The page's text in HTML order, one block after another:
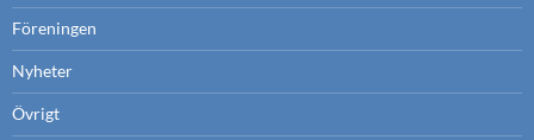
Föreningen
Nyheter
Övrigt